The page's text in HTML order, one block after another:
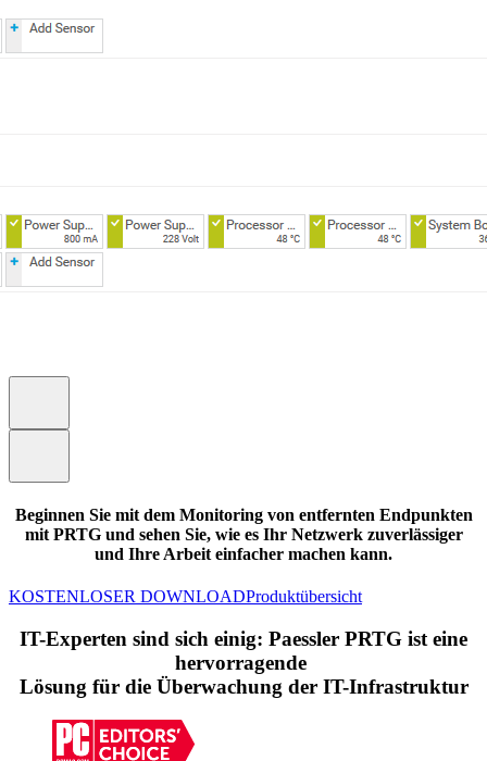
Beginnen Sie mit dem Monitoring von entfernten Endpunkten
mit PRTG und sehen Sie, wie es Ihr Netzwerk zuverlässiger
und Ihre Arbeit einfacher machen kann.
KOSTENLOSER DOWNLOADProduktübersicht
IT-Experten sind sich einig: Paessler PRTG ist eine
hervorragende
Lösung für die Überwachung der IT-Infrastruktur